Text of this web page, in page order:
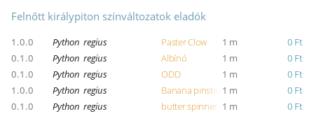
Felnőtt királypiton színváltozatok eladók
1.0.0 Python regius Paster Clow 1 m
0 Ft
0.1.0
Python regius Albínó 1 m
0 Ft
0.1.0
Python regius ODD 1 m
0 Ft
1.0.0
Python regius Banana pinstripe1 m
0 Ft
0.1.0
Python regius butter spinner 1 m 0 Ft